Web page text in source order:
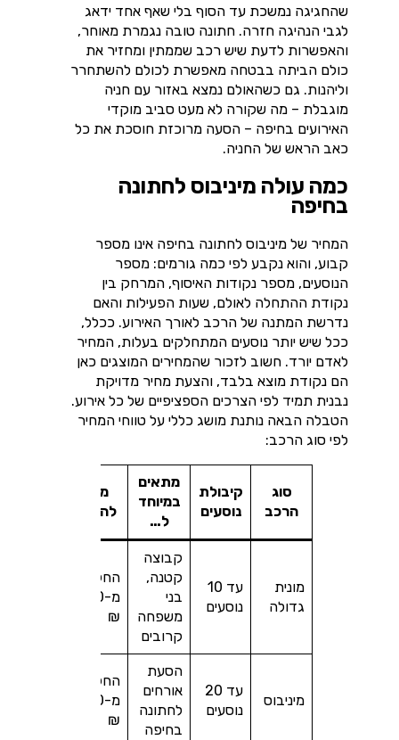
שהחגיגה נמשכת עד הסוף בלי שאף אחד ידאג
לגבי הנהיגה חזרה. חתונה טובה נגמרת מאוחר,
והאפשרות לדעת שיש רכב שממתין ומחזיר את
כולם הביתה בבטחה מאפשרת לכולם להשתחרר
וליהנות. גם כשהאולם נמצא באזור עם חניה
מוגבלת – מה שקורה לא מעט סביב מוקדי
האירועים בחיפה – הסעה מרוכזת חוסכת את כל
כאב הראש של החניה.
כמה עולה מיניבוס לחתונה
בחיפה
המחיר של מיניבוס לחתונה בחיפה אינו מספר
קבוע, והוא נקבע לפי כמה גורמים: מספר
הנוסעים, מספר נקודות האיסוף, המרחק בין
נקודת ההתחלה לאולם, שעות הפעילות והאם
נדרשת המתנה של הרכב לאורך האירוע. ככלל,
ככל שיש יותר נוסעים המתחלקים בעלות, המחיר
לאדם יורד. חשוב לזכור שהמחירים המוצגים כאן
הם נקודת מוצא בלבד, והצעת מחיר מדויקת
נבנית תמיד לפי הצרכים הספציפיים של כל אירוע.
הטבלה הבאה נותנת מושג כללי על טווחי המחיר
לפי סוג הרכב:
סוג
הרכב
קיבולת
נוסעים
מתאים
במיוחד
ל…
מחיר
להסעה
מונית
גדולה
עד 10
נוסעים
קבוצה
קטנה,
בני
משפחה
קרובים
החל
מ-350
₪
מיניבוס
עד 20
נוסעים
הסעת
אורחים
לחתונה
בחיפה
החל
מ-800
₪